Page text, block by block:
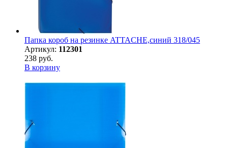
Папка короб на резинке ATTACHE,синий 318/045
Артикул: 112301
238 руб.
В корзину